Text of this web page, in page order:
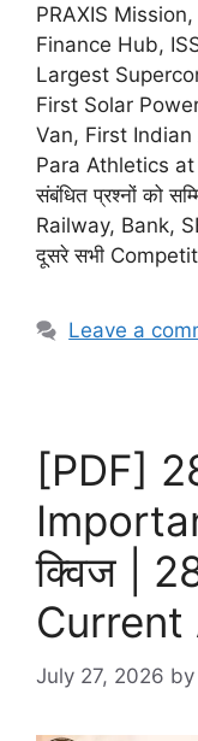
PRAXIS
Finance Hub,
Largest
First Solar
Van, First
Para Athletics
संबंधित प्रश्नों को
Railway, Bank,
दूसरे सभी
Leave a
[PDF]
क्विज |
July 27, 2026 by